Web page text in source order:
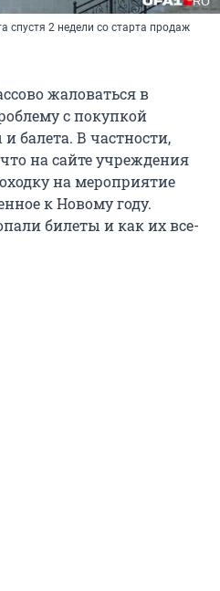
спустя 2 недели со старта продаж
жаловаться в
с покупкой
балета. В частности,
на сайте учреждения
на мероприятие
к Новому году.
билеты и как их все-